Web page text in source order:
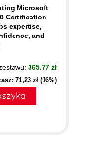
Microsoft
Certification
expertise,
and
365.77 zł
71,23 zł (16%)